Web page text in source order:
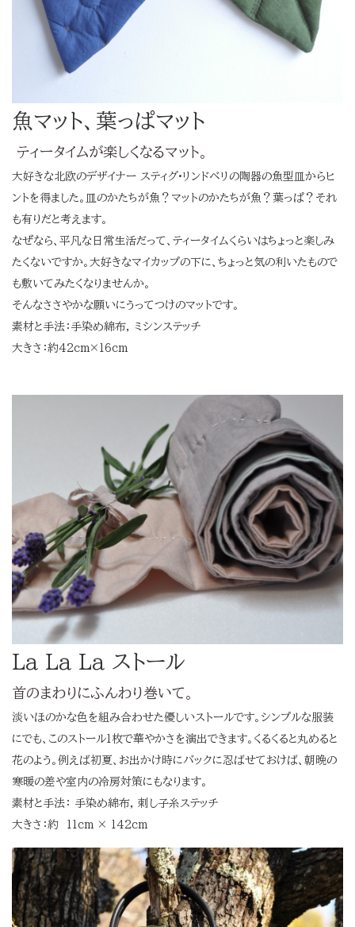
魚マット、葉っぱマット
ティータイムが楽しくなるマット。
大好きな北欧のデザイナー スティグ•リンドベリの陶器の魚型皿からヒ
ントを得ました。皿のかたちが魚？マットのかたちが魚？葉っぱ？それ
も有りだと考えます。
なぜなら、平凡な日常生活だって、ティータイムくらいはちょっと楽しみ
たくないですか。大好きなマイカップの下に、ちょっと気の利いたもので
も敷いてみたくなりませんか。
そんなささやかな願いにうってつけのマットです。
素材と手法：手染め綿布, ミシンステッチ
大きさ：約42cm×16cm
La La La ストール
首のまわりにふんわり巻いて。
淡いほのかな色を組み合わせた優しいストールです。シンプルな服装
にでも、このストール1枚で華やかさを演出できます。くるくると丸めると
花のよう。例えば初夏、お出かけ時にバックに忍ばせておけば、朝晩の
寒暖の差や室内の冷房対策にもなります。
素材と手法： 手染め綿布, 刺し子糸ステッチ
大きさ：約 11cm × 142cm